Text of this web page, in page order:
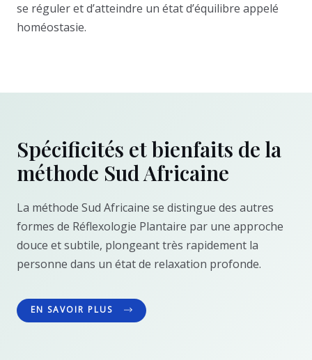
se réguler et d’atteindre un état d’équilibre appelé
homéostasie.
Spécificités et bienfaits de la
méthode Sud Africaine
La méthode Sud Africaine se distingue des autres
formes de Réflexologie Plantaire par une approche
douce et subtile, plongeant très rapidement la
personne dans un état de relaxation profonde.
EN SAVOIR PLUS